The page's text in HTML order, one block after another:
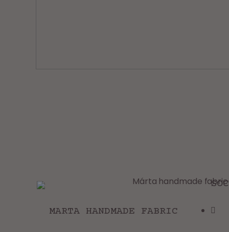
MARTA HANDMADE FABRIC